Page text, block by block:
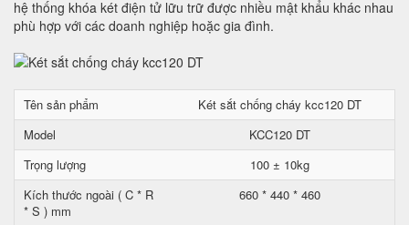
hệ thống khóa két điện tử lữu trữ được nhiều mật khẩu khác nhau
phù hợp với các doanh nghiệp hoặc gia đình.
Tên sản phẩm
Két sắt chống cháy kcc120 DT
Model
KCC120 DT
Trọng lượng
100 ± 10kg
Kích thước ngoài ( C * R
* S ) mm
660 * 440 * 460